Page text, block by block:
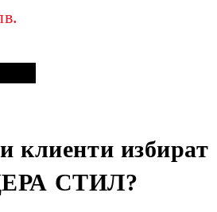
клиенти избират
СТИЛ?